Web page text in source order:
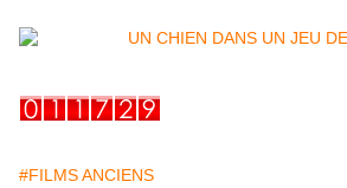
#FILMS ANCIENS